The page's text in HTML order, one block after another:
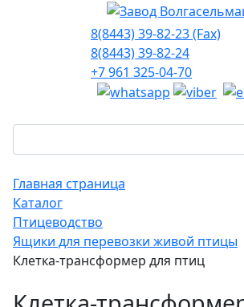
8(8443) 39-82-23 (Fax)
8(8443) 39-82-24
+7 961 325-04-70
Главная страница
Каталог
Птицеводство
Ящики для перевозки живой птицы
Клетка-трансформер для птиц